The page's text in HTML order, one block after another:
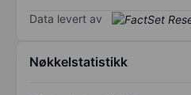
Data levert av
Nøkkelstatistikk